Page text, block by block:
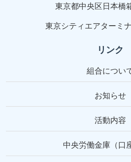
東京都中央区日本橋
東京シティエアターミ
リンク
組合につい
お知らせ
活動内容
中央労働金庫（口